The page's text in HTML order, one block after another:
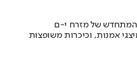
המתחדש של מזרח י-ם
אמנות, וכיכרות משופצות